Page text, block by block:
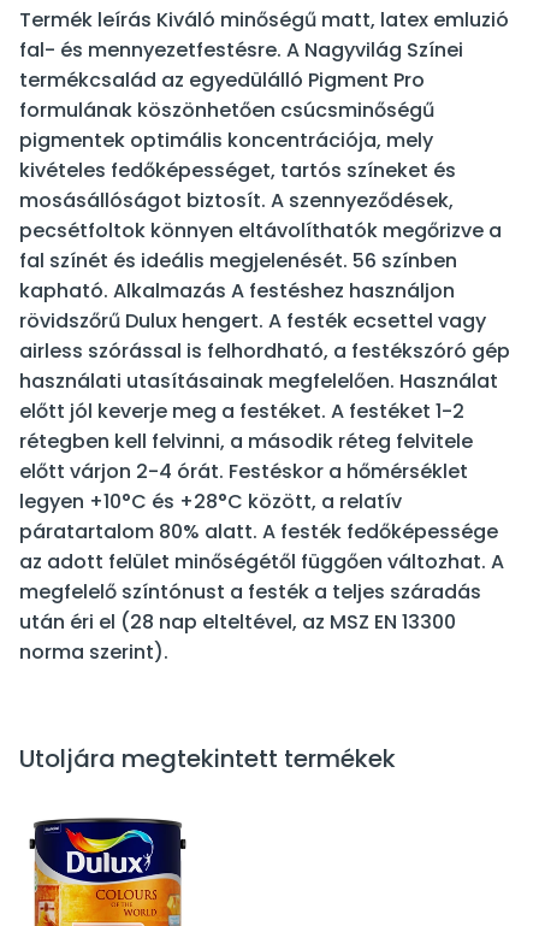
Termék leírás Kiváló minőségű matt, latex emluzió
fal- és mennyezetfestésre. A Nagyvilág Színei
termékcsalád az egyedülálló Pigment Pro
formulának köszönhetően csúcsminőségű
pigmentek optimális koncentrációja, mely
kivételes fedőképességet, tartós színeket és
mosásállóságot biztosít. A szennyeződések,
pecsétfoltok könnyen eltávolíthatók megőrizve a
fal színét és ideális megjelenését. 56 színben
kapható. Alkalmazás A festéshez használjon
rövidszőrű Dulux hengert. A festék ecsettel vagy
airless szórással is felhordható, a festékszóró gép
használati utasításainak megfelelően. Használat
előtt jól keverje meg a festéket. A festéket 1-2
rétegben kell felvinni, a második réteg felvitele
előtt várjon 2-4 órát. Festéskor a hőmérséklet
legyen +10°C és +28°C között, a relatív
páratartalom 80% alatt. A festék fedőképessége
az adott felület minőségétől függően változhat. A
megfelelő színtónust a festék a teljes száradás
után éri el (28 nap elteltével, az MSZ EN 13300
norma szerint).
Utoljára megtekintett termékek